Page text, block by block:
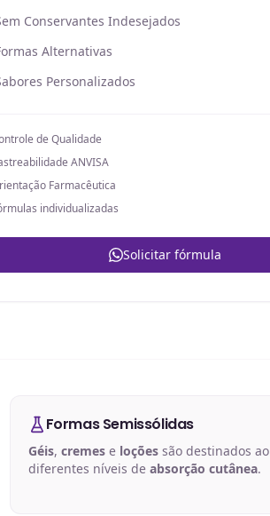
Conservantes Indesejados
Alternativas
Personalizados
de Qualidade
ANVISA
Farmacêutica
individualizadas
Solicitar fórmula
Formas Semissólidas
Géis, cremese loçõessão destinados ao
diferentes níveis de absorção cutânea.